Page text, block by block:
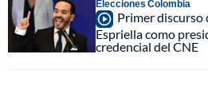
Elecciones Colombia
Primer discurso
Espriella como
credencial del CNE